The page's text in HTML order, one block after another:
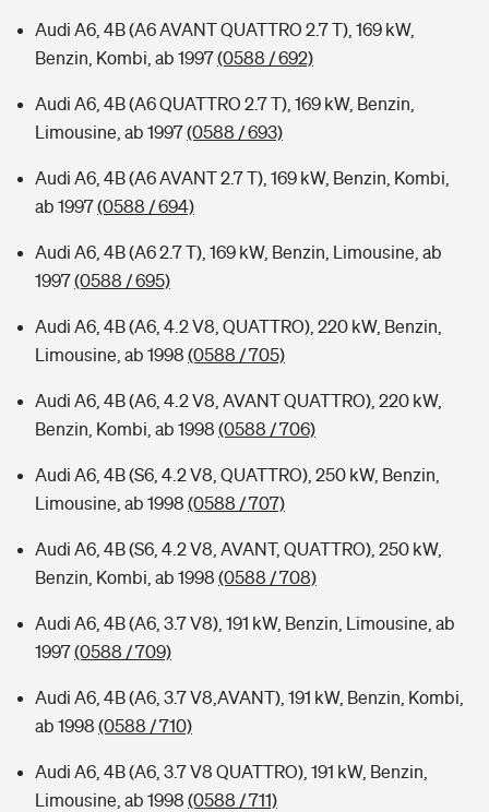
Audi A6, 4B (A6 AVANT QUATTRO 2.7 T), 169 kW,
Benzin, Kombi, ab 1997(0588 / 692)
Audi A6, 4B (A6 QUATTRO 2.7 T), 169 kW, Benzin,
Limousine, ab 1997(0588 / 693)
Audi A6, 4B (A6 AVANT 2.7 T), 169 kW, Benzin, Kombi,
ab 1997(0588 / 694)
Audi A6, 4B (A6 2.7 T), 169 kW, Benzin, Limousine, ab
1997(0588 / 695)
Audi A6, 4B (A6, 4.2 V8, QUATTRO), 220 kW, Benzin,
Limousine, ab 1998 (0588 / 705)
Audi A6, 4B (A6, 4.2 V8, AVANT QUATTRO), 220 kW,
Benzin, Kombi, ab 1998 (0588 / 706)
Audi A6, 4B (S6, 4.2 V8, QUATTRO), 250 kW, Benzin,
Limousine, ab 1998 (0588 / 707)
Audi A6, 4B (S6, 4.2 V8, AVANT, QUATTRO), 250 kW,
Benzin, Kombi, ab 1998 (0588 / 708)
Audi A6, 4B (A6, 3.7 V8), 191 kW, Benzin, Limousine, ab
1997(0588 / 709)
Audi A6, 4B (A6, 3.7 V8,AVANT), 191 kW, Benzin, Kombi,
ab 1998 (0588 / 710)
Audi A6, 4B (A6, 3.7 V8 QUATTRO), 191 kW, Benzin,
Limousine, ab 1998 (0588 / 711)